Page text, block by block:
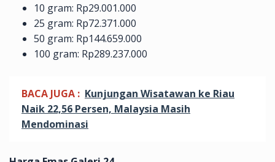
10 gram: Rp29.001.000
25 gram: Rp72.371.000
50 gram: Rp144.659.000
100 gram: Rp289.237.000
BACA JUGA : Kunjungan Wisatawan ke Riau
Naik 22,56 Persen, Malaysia Masih
Mendominasi